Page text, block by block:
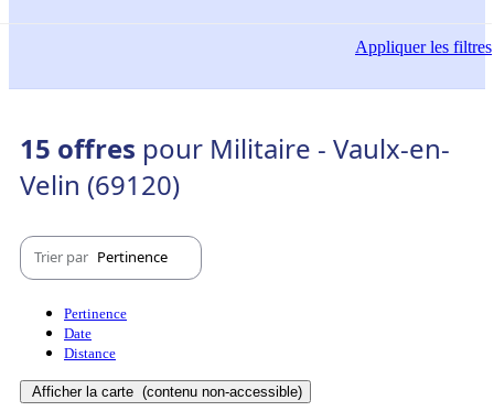
Appliquerles filtres
15 offres pour Militaire - Vaulx-en-
Velin (69120)
Trier par Pertinence
Pertinence
Date
Distance
Afficher la carte (contenu non-accessible)